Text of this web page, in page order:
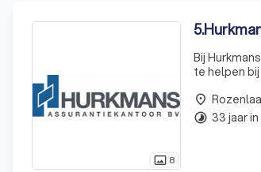
photo_size_select_actual 8
5.
Bij
te helpen
place
timelapse 33 jaar